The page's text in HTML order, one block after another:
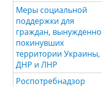
Меры социальной
поддержки для
граждан, вынужденно
покинувших
территории Украины,
ДНР и ЛНР
Роспотребнадзор